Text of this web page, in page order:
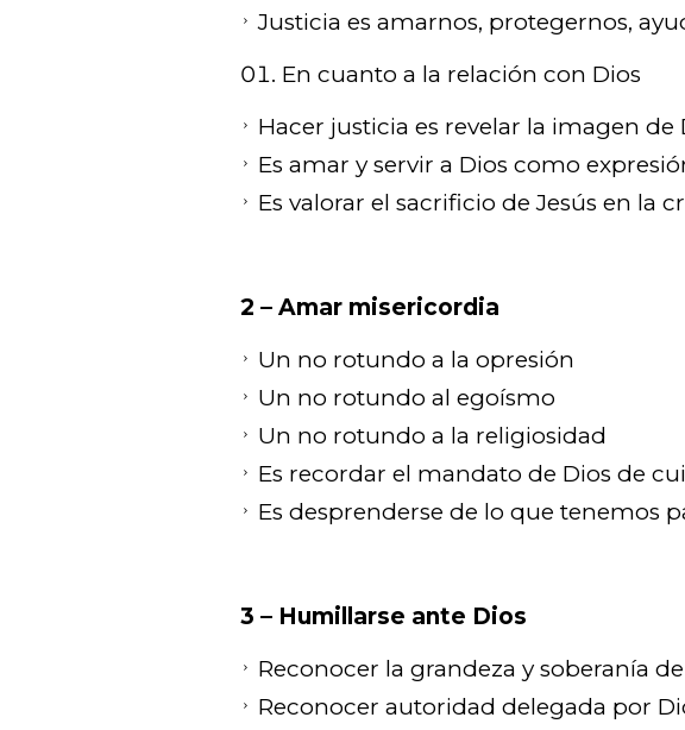
Justicia es amarnos, protegernos,
En cuanto a la relación con Dios
Hacer justicia es revelar la imagen de
Es amar y servir a Dios como
Es valorar el sacrificio de Jesús en la
2 – Amar misericordia
Un no rotundo a la opresión
Un no rotundo al egoísmo
Un no rotundo a la religiosidad
Es recordar el mandato de Dios de
Es desprenderse de lo que tenemos
3 – Humillarse ante Dios
Reconocer la grandeza y soberanía
Reconocer autoridad delegada por